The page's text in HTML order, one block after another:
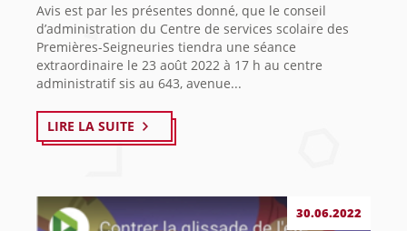
Avis est par les présentes donné, que le conseil
d’administration du Centre de services scolaire des
Premières-Seigneuries tiendra une séance
extraordinaire le 23 août 2022 à 17 h au centre
administratif sis au 643, avenue...
LIRE LA SUITE
30.06.2022